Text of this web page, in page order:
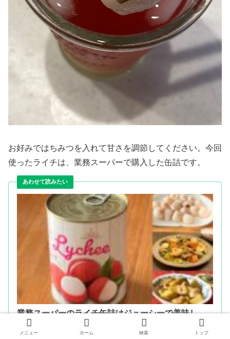
お好みではちみつを入れて甘さを調節してください。今回
使ったライチは、業務スーパーで購入した缶詰です。
業務スーパーのライチ缶詰はジューシーで美味し
い！皮むきの手間も不要♪
gyousu.love 2023.11.07
メニュー ホーム 検索 トップ